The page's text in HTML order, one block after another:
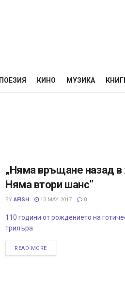
ПОЕЗИЯ КИНО МУЗИКА
„Няма връщане назад
Няма втори шанс”
BY AFISH 13 MAY 2017 0
110 години от рождението на
трилъра
READ MORE